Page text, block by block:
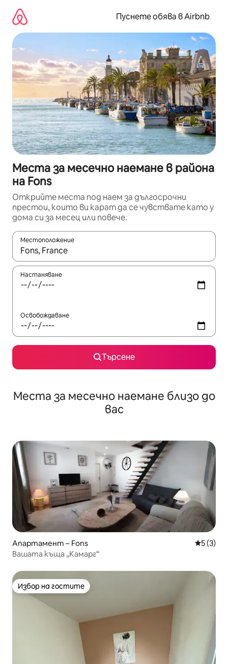
съдържанието
Пуснете обява в Airbnb
Места за месечно наемане в района
на Fons
Открийте места под наем за дългосрочни
престои, които ви карат да се чувствате като у
дома си за месец или повече.
Местоположение
Когато резултатите се покажат, използвайте
Настаняване
Освобождаване
Търсене
Места за месечно наемане близо до
вас
Апартамент – Fons Средна
5 (3)
Вашата къща „Камарг“
Избор на гостите
Избор на гостите